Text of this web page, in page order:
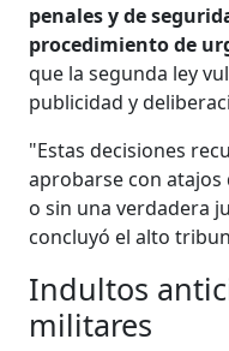
penales y de
procedimiento de
que la segunda ley
publicidad y
"Estas decisiones
aprobarse con atajos
o sin una verdadera
concluyó el alto
Indultos
militares